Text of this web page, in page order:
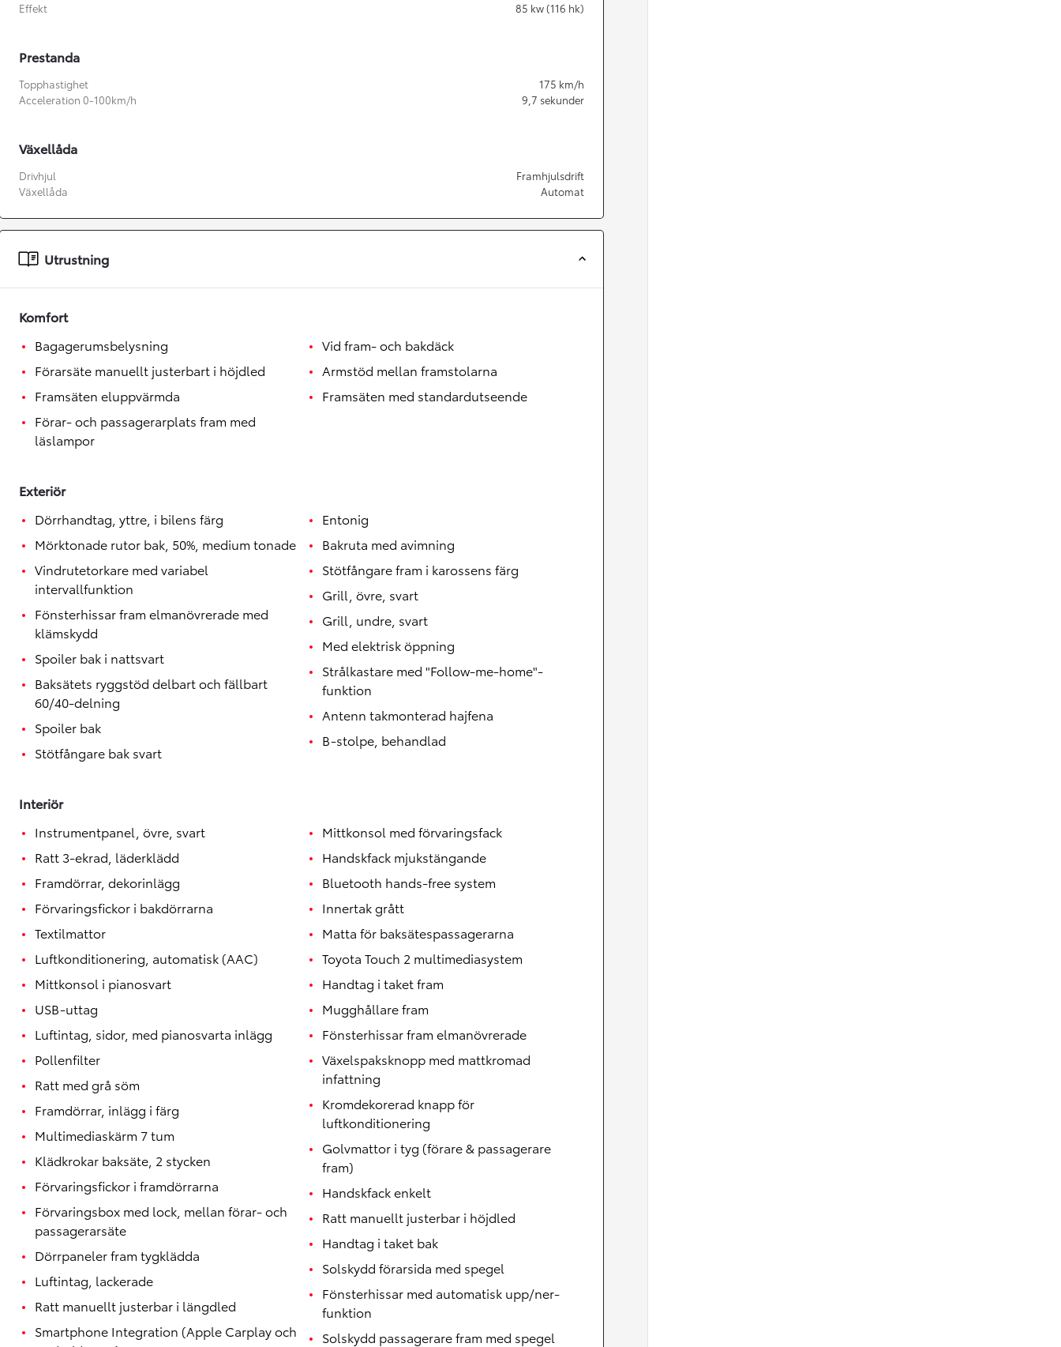
Toyota GR Supra
Nya GR GT
Effekt
85 kw (116 hk)
Prestanda
Topphastighet 175 km/h
Acceleration 0-100km/h
9,7 sekunder
Växellåda
Drivhjul
Framhjulsdrift
Växellåda
Automat
Utrustning
Komfort
Bagagerumsbelysning
Förarsäte manuellt justerbart i höjdled
Framsäten eluppvärmda
Förar- och passagerarplats fram med
läslampor
Vid fram- och bakdäck
Armstöd mellan framstolarna
Framsäten med standardutseende
Exteriör
Dörrhandtag, yttre, i bilens färg
Mörktonade rutor bak, 50%, medium tonade
Vindrutetorkare med variabel
intervallfunktion
Fönsterhissar fram elmanövrerade med
klämskydd
Spoiler bak i nattsvart
Baksätets ryggstöd delbart och fällbart
60/40-delning
Spoiler bak
Stötfångare bak svart
Entonig
Bakruta med avimning
Stötfångare fram i karossens färg
Grill, övre, svart
Grill, undre, svart
Med elektrisk öppning
Strålkastare med "Follow-me-home"-
funktion
Antenn takmonterad hajfena
B-stolpe, behandlad
Interiör
Instrumentpanel, övre, svart
Ratt 3-ekrad, läderklädd
Framdörrar, dekorinlägg
Förvaringsfickor i bakdörrarna
Textilmattor
Luftkonditionering, automatisk (AAC)
Mittkonsol i pianosvart
USB-uttag
Luftintag, sidor, med pianosvarta inlägg
Pollenfilter
Ratt med grå söm
Framdörrar, inlägg i färg
Multimediaskärm 7 tum
Klädkrokar baksäte, 2 stycken
Förvaringsfickor i framdörrarna
Förvaringsbox med lock, mellan förar- och
passagerarsäte
Dörrpaneler fram tygklädda
Luftintag, lackerade
Ratt manuellt justerbar i längdled
Smartphone Integration (Apple Carplay och
Mittkonsol med förvaringsfack
Handskfack mjukstängande
Bluetooth hands-free system
Innertak grått
Matta för baksätespassagerarna
Toyota Touch 2 multimediasystem
Handtag i taket fram
Mugghållare fram
Fönsterhissar fram elmanövrerade
Växelspaksknopp med mattkromad
infattning
Kromdekorerad knapp för
luftkonditionering
Golvmattor i tyg (förare & passagerare
fram)
Handskfack enkelt
Ratt manuellt justerbar i höjdled
Handtag i taket bak
Solskydd förarsida med spegel
Fönsterhissar med automatisk upp/ner-
funktion
Solskydd passagerare fram med spegel